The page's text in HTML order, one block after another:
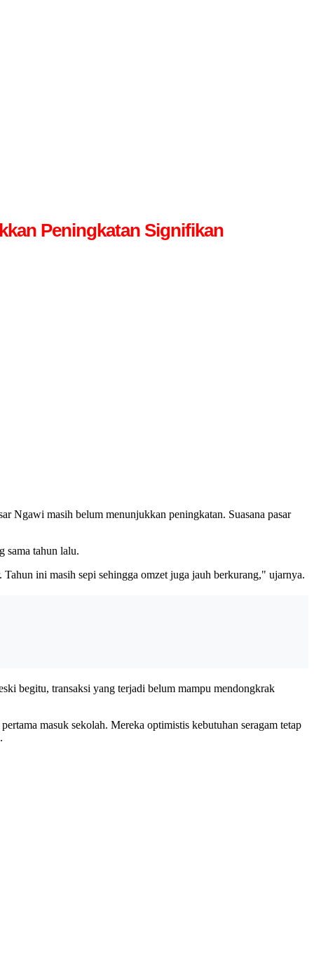
Peningkatan Signifikan
Ngawi masih belum menunjukkan peningkatan. Suasana pasar
sama tahun lalu.
ini masih sepi sehingga omzet juga jauh berkurang," ujarnya.
begitu, transaksi yang terjadi belum mampu mendongkrak
masuk sekolah. Mereka optimistis kebutuhan seragam tetap